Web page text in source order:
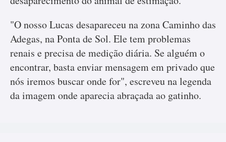
"O nosso Lucas desapareceu na zona Caminho das
Adegas, na Ponta de Sol. Ele tem problemas
renais e precisa de medição diária. Se alguém o
encontrar, basta enviar mensagem em privado que
nós iremos buscar onde for", escreveu na legenda
da imagem onde aparecia abraçada ao gatinho.